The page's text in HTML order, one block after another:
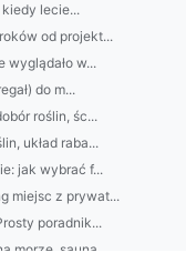
lecie...
od projekt...
w...
do m...
roślin, śc...
układ raba...
jak wybrać f...
miejsc z prywat...
poradnik...
morze, sauna...